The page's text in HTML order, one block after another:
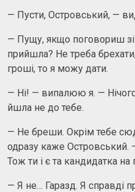
— Пусти, Островський, —
— Пущу, якщо поговориш
прийшла? Не треба
гроші, то я можу дати.
— Ні! — випалюю я. — Нічого
йшла не до тебе.
— Не бреши. Окрім тебе
одразу каже Островський.
Тож ти і є та кандидатка на
— Я не… Гаразд. Я справді